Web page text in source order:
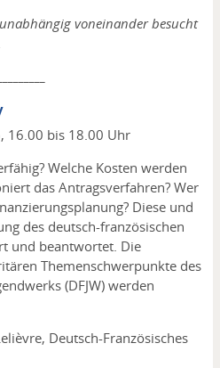
voneinander besucht
16.00 bis 18.00 Uhr
Welche Kosten werden
das Antragsverfahren? Wer
Diese und
des deutsch-französischen
und beantwortet. Die
Themenschwerpunkte des
(DFJW) werden
Deutsch-Französisches